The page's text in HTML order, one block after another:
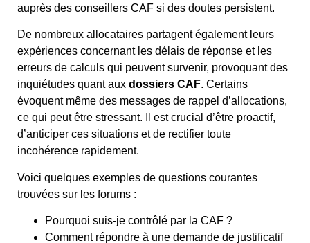
auprès des conseillers CAF si des doutes persistent.
De nombreux allocataires partagent également leurs
expériences concernant les délais de réponse et les
erreurs de calculs qui peuvent survenir, provoquant des
inquiétudes quant aux dossiers CAF. Certains
évoquent même des messages de rappel d’allocations,
ce qui peut être stressant. Il est crucial d’être proactif,
d’anticiper ces situations et de rectifier toute
incohérence rapidement.
Voici quelques exemples de questions courantes
trouvées sur les forums :
Pourquoi suis-je contrôlé par la CAF ?
Comment répondre à une demande de justificatif